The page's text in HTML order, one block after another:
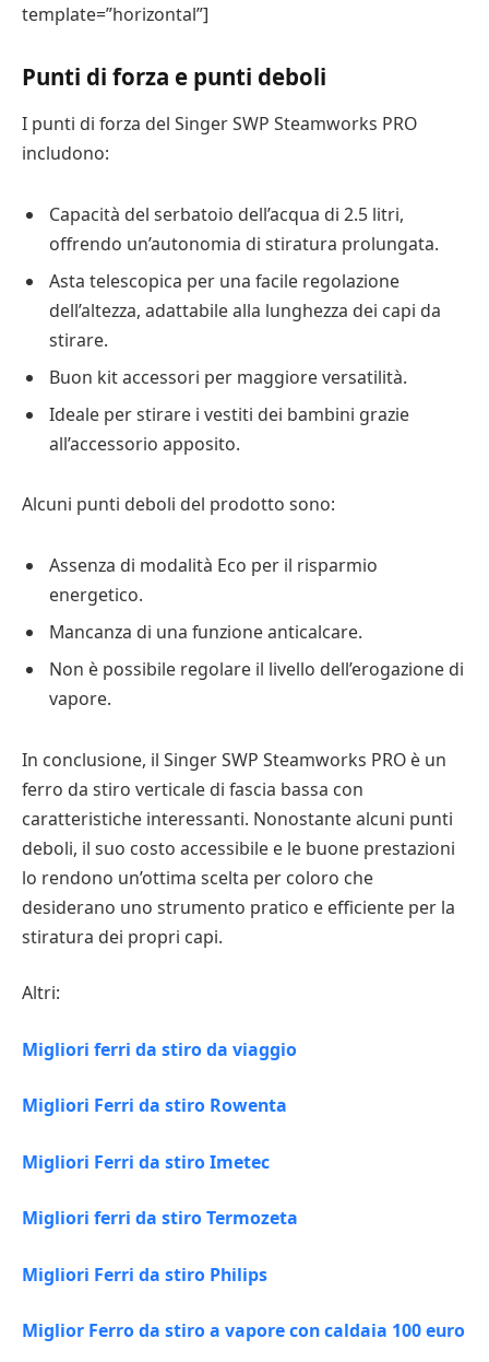
template=”horizontal”]
Punti di forza e punti deboli
I punti di forza del Singer SWP Steamworks PRO
includono:
Capacità del serbatoio dell’acqua di 2.5 litri,
offrendo un’autonomia di stiratura prolungata.
Asta telescopica per una facile regolazione
dell’altezza, adattabile alla lunghezza dei capi da
stirare.
Buon kit accessori per maggiore versatilità.
Ideale per stirare i vestiti dei bambini grazie
all’accessorio apposito.
Alcuni punti deboli del prodotto sono:
Assenza di modalità Eco per il risparmio
energetico.
Mancanza di una funzione anticalcare.
Non è possibile regolare il livello dell’erogazione di
vapore.
In conclusione, il Singer SWP Steamworks PRO è un
ferro da stiro verticale di fascia bassa con
caratteristiche interessanti. Nonostante alcuni punti
deboli, il suo costo accessibile e le buone prestazioni
lo rendono un’ottima scelta per coloro che
desiderano uno strumento pratico e efficiente per la
stiratura dei propri capi.
Altri:
Migliori ferri da stiro da viaggio
Migliori Ferri da stiro Rowenta
Migliori Ferri da stiro Imetec
Migliori ferri da stiro Termozeta
Migliori Ferri da stiro Philips
Miglior Ferro da stiro a vapore con caldaia 100 euro